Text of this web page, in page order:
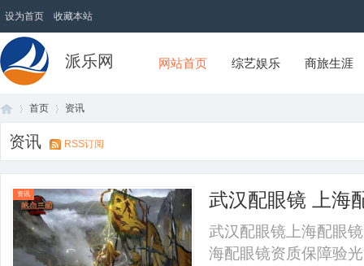
设为首页 收藏本站
派乐网 网站首页 综艺娱乐 商旅生涯
首页 资讯
资讯 RSS订阅
资讯 武汉配眼镜 上海
武汉配眼镜上海配眼
海配眼镜资质保障验